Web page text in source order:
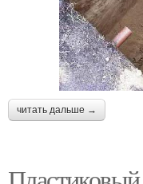
читать дальше →